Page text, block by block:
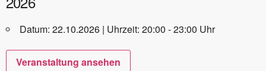
Datum: 22.10.2026 | Uhrzeit: 20:00 - 23:00 Uhr
Veranstaltung ansehen